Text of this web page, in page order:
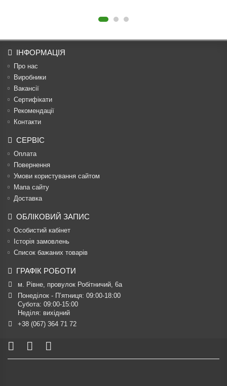
ІНФОРМАЦІЯ
Про нас
Виробники
Вакансії
Сертифікати
Рекомендації
Контакти
СЕРВІС
Оплата
Повернення
Умови користування сайтом
Мапа сайту
Доставка
ОБЛІКОВИЙ ЗАПИС
Особистий кабінет
Історія замовлень
Список бажаних товарів
ГРАФІК РОБОТИ
м. Рівне, провулок Робітничий, 6а
Понеділок - П’ятниця: 09:00-18:00
Субота: 09:00-15:00
Неділя: вихідний
+38 (067) 364 71 72